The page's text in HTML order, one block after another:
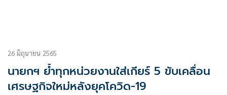
26 มิถุนายน 2565
นายกฯ ย้ำทุกหน่วยงานใส่เกียร์ 5 ขับเคลื่อน
เศรษฐกิจใหม่หลังยุคโควิด-19